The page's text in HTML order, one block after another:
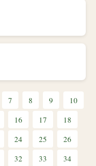
7 8 9
10
16 17
18
24 25
26
32 33
34